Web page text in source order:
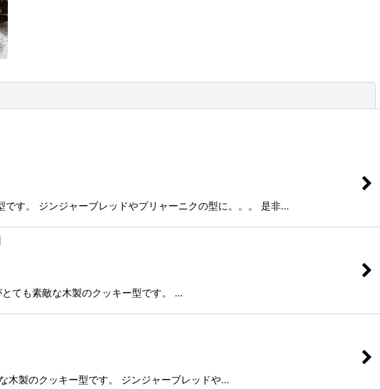
す。 ジンジャーブレッドやプリャーニクの型に。。。 是非…
ても素敵な木製のクッキー型です。 …
木製のクッキー型です。 ジンジャーブレッドや…